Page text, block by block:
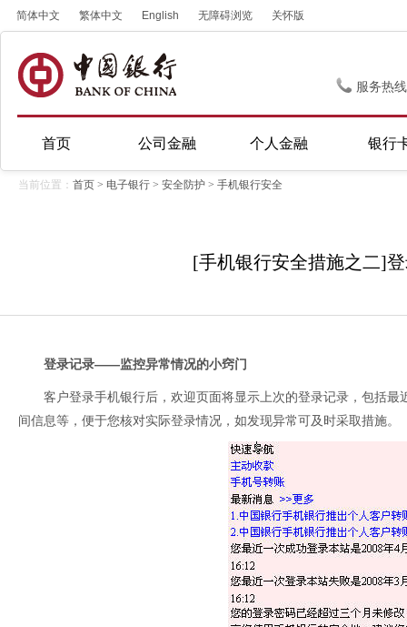
简体中文 繁体中文 English 无障碍浏览 关怀版
服务热
首页 公司金融 个人金融 银行
当前位置： 首页 > 电子银行 > 安全防护 > 手机银行安全
[手机银行安全措施之二]
登录记录——监控异常情况的小窍门
客户登录手机银行后，欢迎页面将显示上次的登录记录，包括
间信息等，便于您核对实际登录情况，如发现异常可及时采取措施。